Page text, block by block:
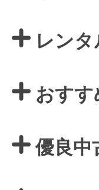
レン
おす
優良中